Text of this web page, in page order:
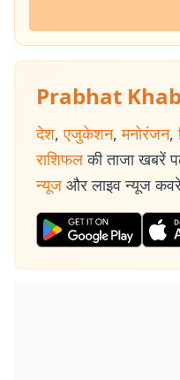
Prabhat
देश, एजुकेशन, मनोरंजन,
राशिफल की ताजा खबरें
न्यूज और लाइव न्यूज